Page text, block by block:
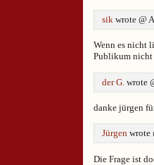
sik wrote @
Wenn es nicht
Publikum nicht
der G. wrote
danke jürgen
Jürgen wrote
Die Frage ist